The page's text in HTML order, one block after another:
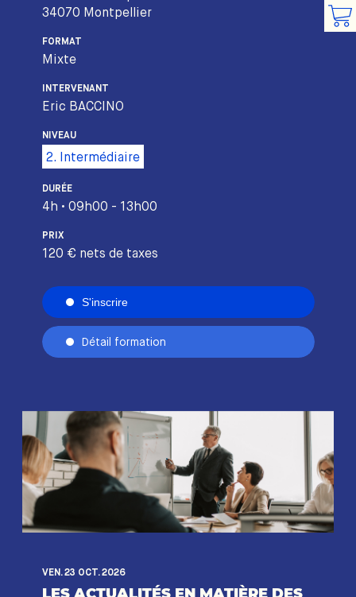
34070 Montpellier
FORMAT
Mixte
INTERVENANT
Eric BACCINO
NIVEAU
2. Intermédiaire
DURÉE
4h • 09h00 - 13h00
PRIX
120 € nets de taxes
S'inscrire
Détail formation
VEN. 23 OCT. 2026
LES ACTUALITÉS EN MATIÈRE DES